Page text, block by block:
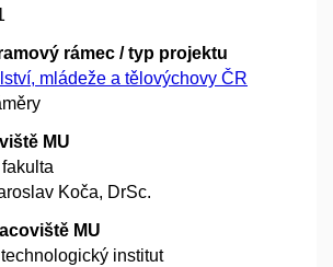
rámec / typ projektu
mládeže a tělovýchovy ČR
MU
Koča, DrSc.
MU
institut